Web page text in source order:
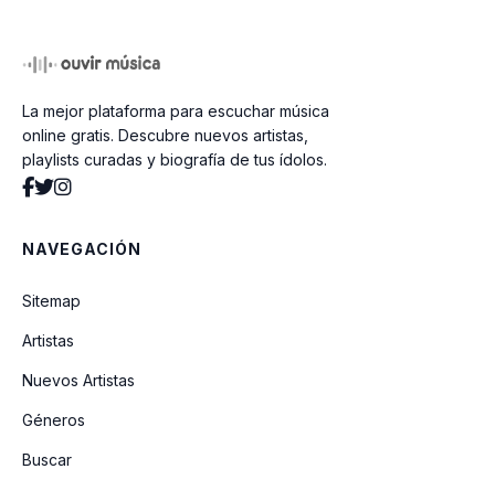
Veneno Para Olvidar
La mejor plataforma para escuchar música
online gratis. Descubre nuevos artistas,
playlists curadas y biografía de tus ídolos.
NAVEGACIÓN
Sitemap
Artistas
Nuevos Artistas
Géneros
Buscar